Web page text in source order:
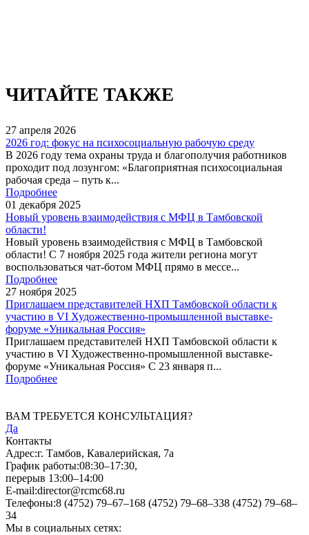
ЧИТАЙТЕ ТАКЖЕ
27 апреля 2026
2026 год: фокус на психосоциальную рабочую среду
В 2026 году тема охраны труда и благополучия работников
проходит под лозунгом: «Благоприятная психосоциальная
рабочая среда – путь к...
Подробнее
01 декабря 2025
Новый уровень взаимодействия с МФЦ в Тамбовской
области!
Новый уровень взаимодействия с МФЦ в Тамбовской
области! С 7 ноября 2025 года жители региона могут
воспользоваться чат-ботом МФЦ прямо в мессе...
Подробнее
27 ноября 2025
Приглашаем представителей НХП Тамбовской области к
участию в VI Художественно-промышленной выставке-
форуме «Уникальная Россия»
Приглашаем представителей НХП Тамбовской области к
участию в VI Художественно-промышленной выставке-
форуме «Уникальная Россия» С 23 января п...
Подробнее
ВАМ ТРЕБУЕТСЯ КОНСУЛЬТАЦИЯ?
Да
Контакты
Адрес:г. Тамбов, Кавалерийская, 7а
График работы:08:30–17:30,
перерыв 13:00–14:00
E-mail:director@rcmc68.ru
Телефоны:8 (4752) 79–67–168 (4752) 79–68–338 (4752) 79–68–
34
Мы в социальных сетях: